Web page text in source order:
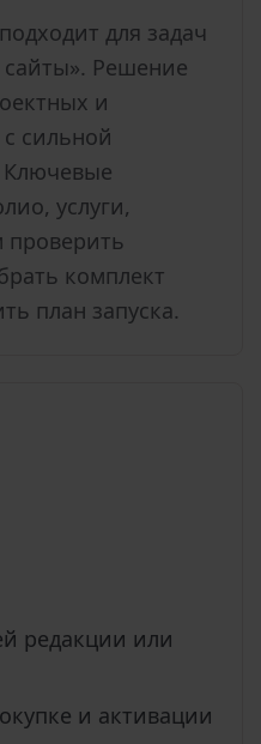
для задач
сайты». Решение
и
сильной
Ключевые
услуги,
комплект
план запуска.
редакции или
и активации